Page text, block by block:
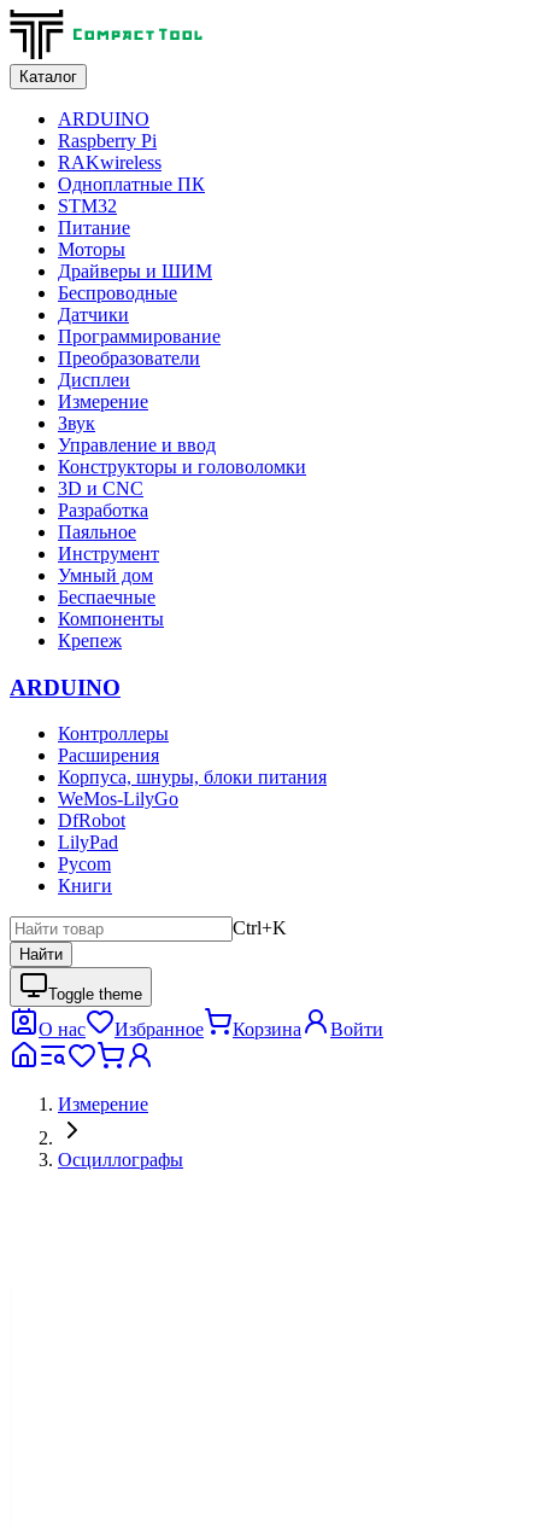
Каталог
ARDUINO
Raspberry Pi
RAKwireless
Одноплатные ПК
STM32
Питание
Моторы
Драйверы и ШИМ
Беспроводные
Датчики
Программирование
Преобразователи
Дисплеи
Измерение
Звук
Управление и ввод
Конструкторы и головоломки
3D и CNC
Разработка
Паяльное
Инструмент
Умный дом
Беспаечные
Компоненты
Крепеж
ARDUINO
Контроллеры
Расширения
Корпуса, шнуры, блоки питания
WeMos-LilyGo
DfRobot
LilyPad
Pycom
Книги
Ctrl+K
Найти
Toggle theme
О нас Избранное Корзина Войти
Измерение
Осциллографы